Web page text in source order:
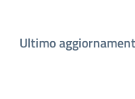
Ultimo